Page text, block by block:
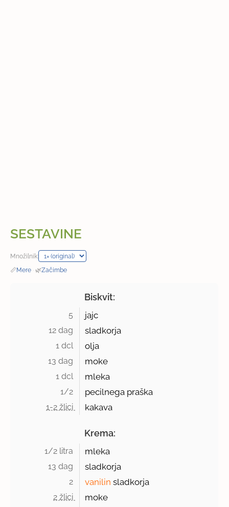
SESTAVINE
Množilnik:
📏Mere · 🌿Začimbe
Biskvit:
5 jajc
12 dag sladkorja
1 dcl olja
13 dag moke
1 dcl mleka
1/2 pecilnega praška
1-2 žlici kakava
Krema:
1/2 litra mleka
13 dag sladkorja
2 vanilin sladkorja
2 žlici moke